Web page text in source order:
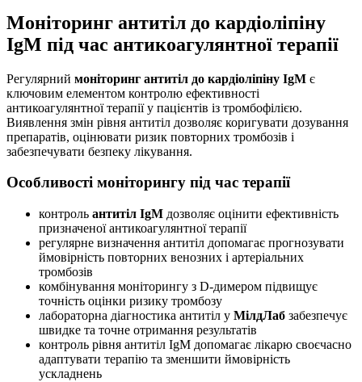
Моніторинг антитіл до кардіоліпіну
IgM під час антикоагулянтної терапії
Регулярний моніторинг антитіл до кардіоліпіну IgM є
ключовим елементом контролю ефективності
антикоагулянтної терапії у пацієнтів із тромбофілією.
Виявлення змін рівня антитіл дозволяє коригувати дозування
препаратів, оцінювати ризик повторних тромбозів і
забезпечувати безпеку лікування.
Особливості моніторингу під час терапії
контроль антитіл IgM дозволяє оцінити ефективність
призначеної антикоагулянтної терапії
регулярне визначення антитіл допомагає прогнозувати
ймовірність повторних венозних і артеріальних
тромбозів
комбінування моніторингу з D-димером підвищує
точність оцінки ризику тромбозу
лабораторна діагностика антитіл у МілдЛаб забезпечує
швидке та точне отримання результатів
контроль рівня антитіл IgM допомагає лікарю своєчасно
адаптувати терапію та зменшити ймовірність
ускладнень